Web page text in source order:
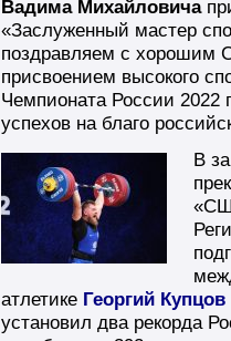
Вадима Михайловича
«Заслуженный мастер
поздравляем с хорошим
присвоением высокого
Чемпионата России
успехов на благо
В
атлетике Георгий Купцов
установил два рекорда